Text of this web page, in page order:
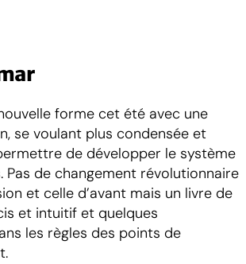
forme cet été avec une
se voulant plus condensée et
de développer le système
Pas de changement révolutionnaire
et celle d’avant mais un livre de
et intuitif et quelques
les règles des points de